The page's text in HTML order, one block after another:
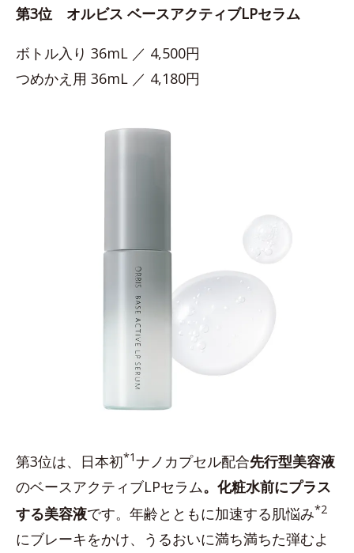
第3位 オルビス ベースアクティブLPセラム
ボトル入り 36mL ／ 4,500円
つめかえ用 36mL ／ 4,180円
第3位は、日本初*1ナノカプセル配合先行型美容液
のベースアクティブLPセラム。化粧水前にプラス
する美容液です。年齢とともに加速する肌悩み*2
にブレーキをかけ、うるおいに満ち満ちた弾むよ